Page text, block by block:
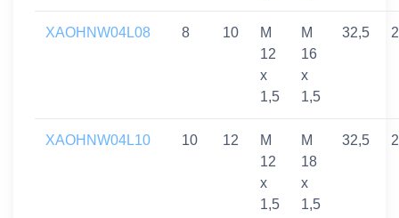
XAOHNW04L08 8 10
M
12
x
1,5
M
16
x
1,5
32,5
XAOHNW04L10 10 12
M
12
x
1,5
M
18
x
1,5
32,5